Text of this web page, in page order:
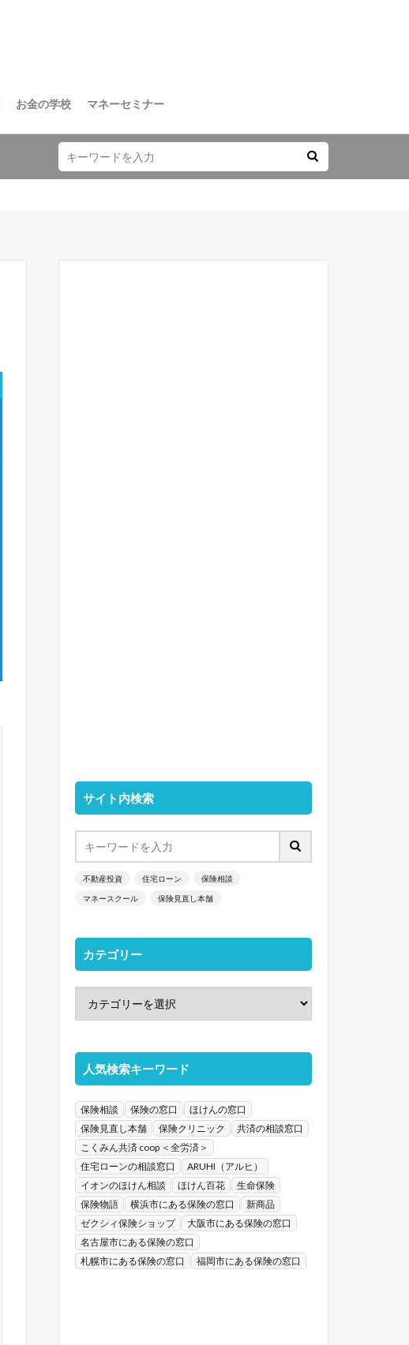
お金の学校 マネーセミナー
サイト内検索
不動産投資 住宅ローン 保険相談
マネースクール 保険見直し本舗
カテゴリー
人気検索キーワード
保険相談 保険の窓口
ほけんの窓口
保険見直し本舗
保険クリニック
共済の相談窓口
こくみん共済 coop ＜全労済＞
住宅ローンの相談窓口
ARUHI（アルヒ）
イオンのほけん相談
ほけん百花
生命保険
保険物語
横浜市にある保険の窓口
新商品
ゼクシィ保険ショップ
大阪市にある保険の窓口
名古屋市にある保険の窓口
札幌市にある保険の窓口
福岡市にある保険の窓口